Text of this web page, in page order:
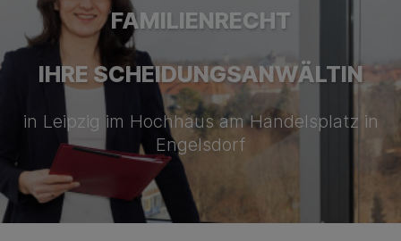
FAMILIENRECHT
IHRE SCHEIDUNGSANWÄLTIN
in Leipzig im Hochhaus am Handelsplatz in
Engelsdorf